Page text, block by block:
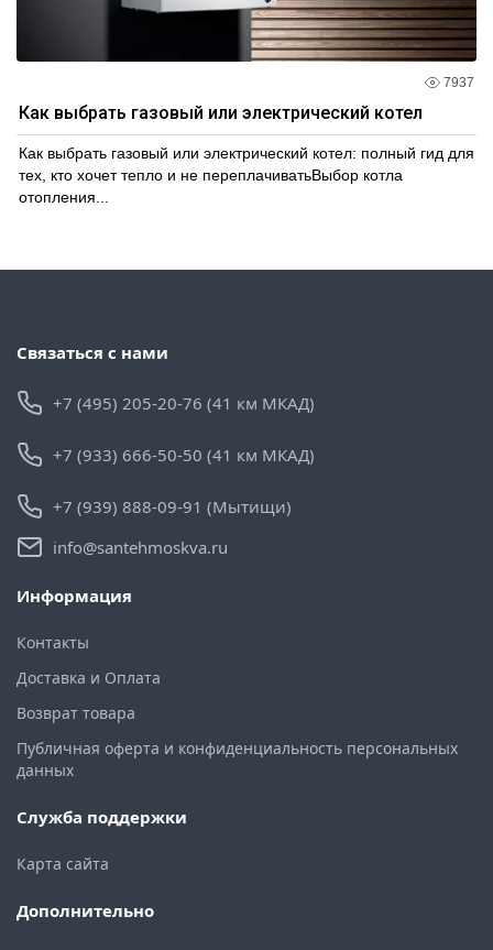
7937
Как выбрать газовый или электрический котел
Как выбрать газовый или электрический котел: полный гид для
тех, кто хочет тепло и не переплачиватьВыбор котла
отопления...
Связаться с нами
+7 (495) 205-20-76 (41 км МКАД)
+7 (933) 666-50-50 (41 км МКАД)
+7 (939) 888-09-91 (Мытищи)
info@santehmoskva.ru
Информация
Контакты
Доставка и Оплата
Возврат товара
Публичная оферта и конфиденциальность персональных
данных
Служба поддержки
Карта сайта
Дополнительно